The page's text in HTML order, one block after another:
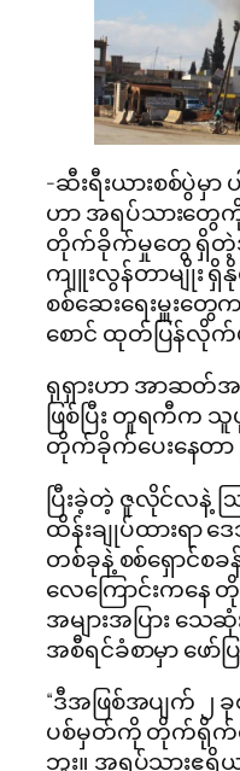
-ဆီးရီးယားစစ်ပွဲမှ
ဟာ အရပ်သားတွေ
တိုက်ခိုက်​မှုတွေ ရှိတဲ့
ကျူးလွန်တာမျိုး
စစ်ဆေးရေးမှူးတွေ
စောင် ထုတ်ပြန်လို
ရုရှားဟာ အာဆတ်
ဖြစ်ပြီး တူရကီက
တိုက်ခိုက်ပေးနေတာ
ပြီးခဲ့တဲ့ ဇူလိုင်လနဲ့
ထိန်းချုပ်ထားရာ
တစ်ခုနဲ့ စစ်ရှောင်စ
လေကြောင်းကနေ
အများအပြား
အစီရင်ခံစာမှာ ဖော်
“ဒီအဖြစ်အပျက် ၂
ပစ်မှတ်ကို တိုက်ရိုက်
ဘူး။ အရပ်သားဧရိယ